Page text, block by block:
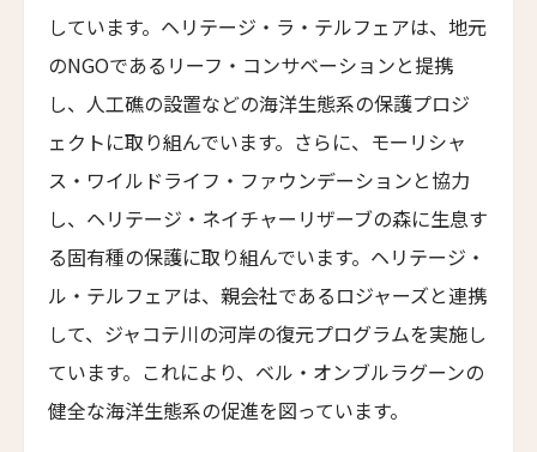
ヒドゥン・ヒルズ・ヴィラ
GDASバリ・ヘルス＆ウェルネス・リゾート
デザ・ヘイ
アートパラディソ・ホテル
Art Paradiso Hotel
ホテル28明洞
Hotel28 Myeongdong
ザ・マジェスティック・マラッカ
The Majestic Malacca
しています。ヘリテージ・ラ・テルフェアは、地元
のNGOであるリーフ・コンサベーションと提携
し、人工礁の設置などの海洋生態系の保護プロジ
ェクトに取り組んでいます。さらに、モーリシャ
ス・ワイルドライフ・ファウンデーションと協力
し、ヘリテージ・ネイチャーリザーブの森に生息す
る固有種の保護に取り組んでいます。ヘリテージ・
ル・テルフェアは、親会社であるロジャーズと連携
して、ジャコテ川の河岸の復元プログラムを実施し
ています。これにより、ベル・オンブルラグーンの
健全な海洋生態系の促進を図っています。